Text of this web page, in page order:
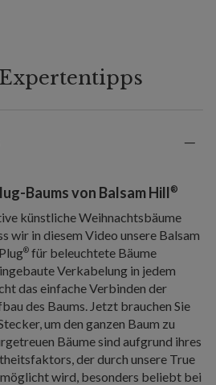
Baums von Balsam Hill®
künstliche Weihnachtsbäume
wir in diesem Video unsere Balsam
® für beleuchtete Bäume
Verkabelung in jedem
das einfache Verbinden der
des Baums. Jetzt brauchen Sie
um den ganzen Baum zu
Bäume sind aufgrund ihres
der durch unsere True
wird, besonders beliebt bei